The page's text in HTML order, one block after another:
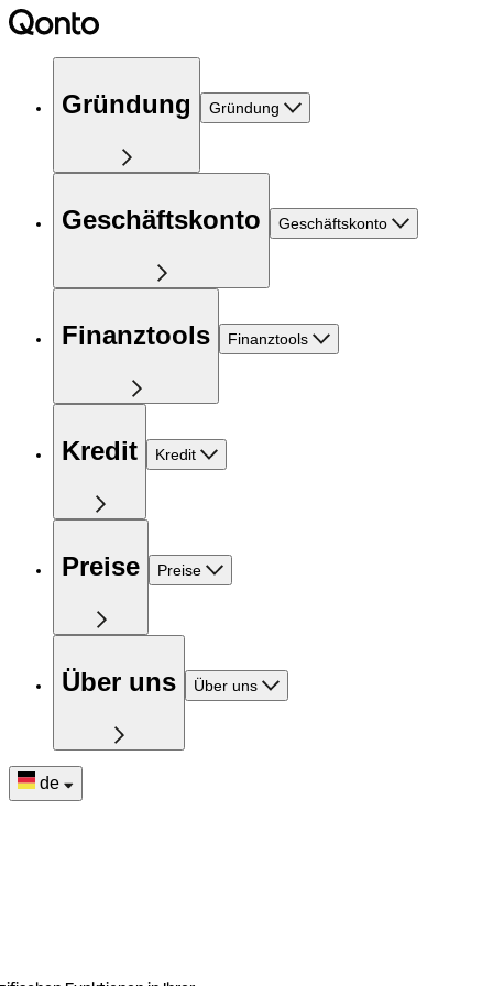
Gründung Gründung
Geschäftskonto Geschäftskonto
Finanztools Finanztools
Kredit Kredit
Preise Preise
Über uns Über uns
de